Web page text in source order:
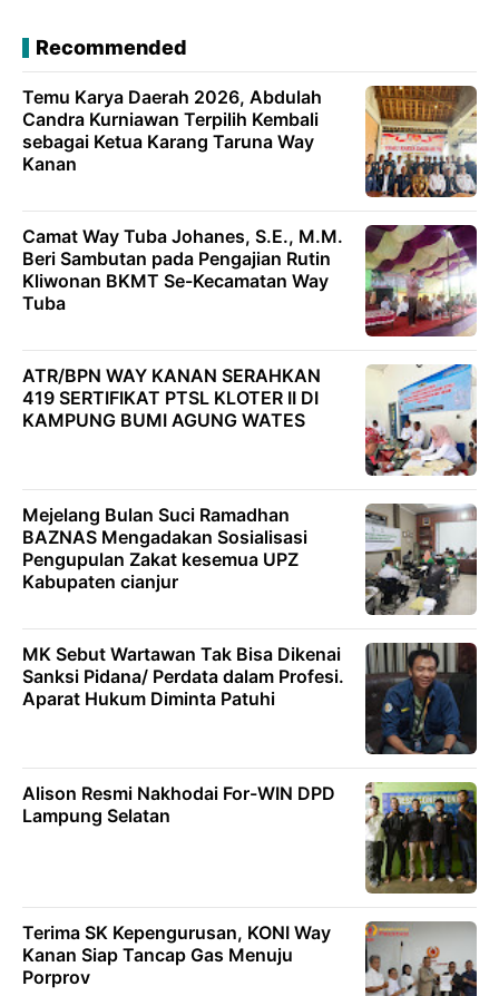
Recommended
Temu Karya Daerah 2026, Abdulah
Candra Kurniawan Terpilih Kembali
sebagai Ketua Karang Taruna Way
Kanan
Camat Way Tuba Johanes, S.E., M.M.
Beri Sambutan pada Pengajian Rutin
Kliwonan BKMT Se-Kecamatan Way
Tuba
ATR/BPN WAY KANAN SERAHKAN
419 SERTIFIKAT PTSL KLOTER II DI
KAMPUNG BUMI AGUNG WATES
Mejelang Bulan Suci Ramadhan
BAZNAS Mengadakan Sosialisasi
Pengupulan Zakat kesemua UPZ
Kabupaten cianjur
MK Sebut Wartawan Tak Bisa Dikenai
Sanksi Pidana/ Perdata dalam Profesi.
Aparat Hukum Diminta Patuhi
Alison Resmi Nakhodai For-WIN DPD
Lampung Selatan
Terima SK Kepengurusan, KONI Way
Kanan Siap Tancap Gas Menuju
Porprov